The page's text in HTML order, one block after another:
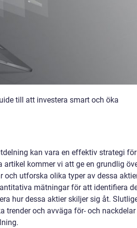
till att investera smart och öka
kan vara en effektiv strategi
kommer vi att ge en grundlig
och utforska olika typer av dessa
mätningar för att identifiera
hur dessa aktier skiljer sig åt.
trender och avväga för- och